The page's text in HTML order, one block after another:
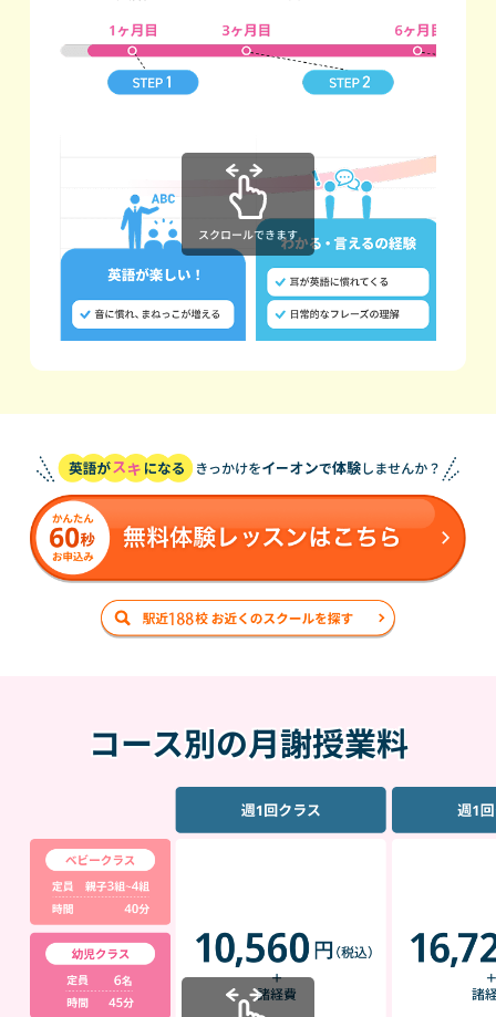
スクロールできます
コース別の月謝授業料